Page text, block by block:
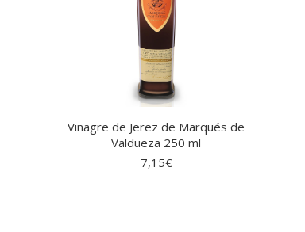
Vinagre de Jerez de Marqués de
Valdueza 250 ml
7,15€